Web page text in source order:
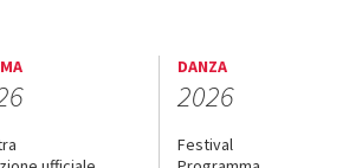
DANZA
2026
Festival